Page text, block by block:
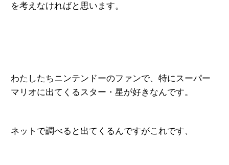
を考えなければと思います。
わたしたちニンテンドーのファンで、 特にスーパー
マリオに出てくるスター・星が好きなんです。
ネットで調べると出てくるんですがこれです、